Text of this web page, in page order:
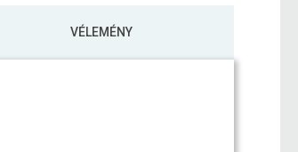
VÉLEMÉNY